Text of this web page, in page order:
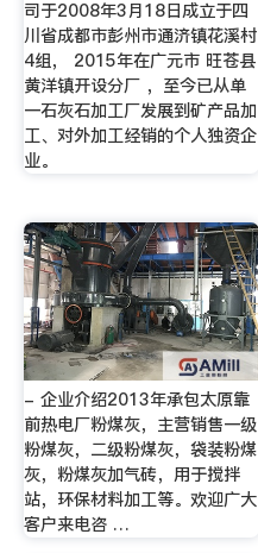
司于2008年3月18日成立于四
川省成都市彭州市通济镇花溪村
4组， 2015年在广元市 旺苍县
黄洋镇开设分厂 ，至今已从单
一石灰石加工厂发展到矿产品加
工、对外加工经销的个人独资企
业。
- 企业介绍2013年承包太原靠
前热电厂粉煤灰，主营销售一级
粉煤灰，二级粉煤灰，袋装粉煤
灰，粉煤灰加气砖，用于搅拌
站，环保材料加工等。欢迎广大
客户来电咨 …